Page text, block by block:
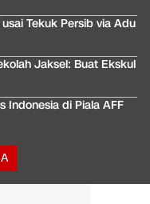
Tekuk Persib via Adu
Jaksel: Buat Ekskul
Indonesia di Piala AFF